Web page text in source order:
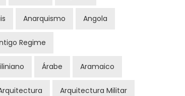
Anarquismo Angola
Regime
Árabe Aramaico
Arquitectura Militar